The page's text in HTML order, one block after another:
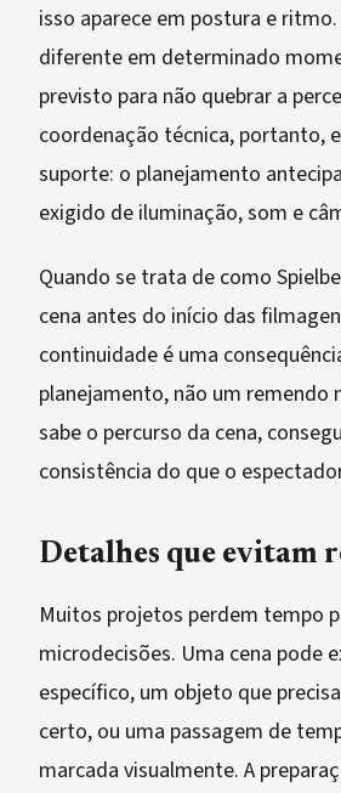
isso aparece em postura e
diferente em determinado
previsto para não quebrar a
coordenação técnica, portanto,
suporte: o planejamento
exigido de iluminação, som e
Quando se trata de como
cena antes do início das
continuidade é uma
planejamento, não um remendo
sabe o percurso da cena,
consistência do que o
Detalhes que evitam
Muitos projetos perdem tempo
microdecisões. Uma cena pode
específico, um objeto que
certo, ou uma passagem de
marcada visualmente. A